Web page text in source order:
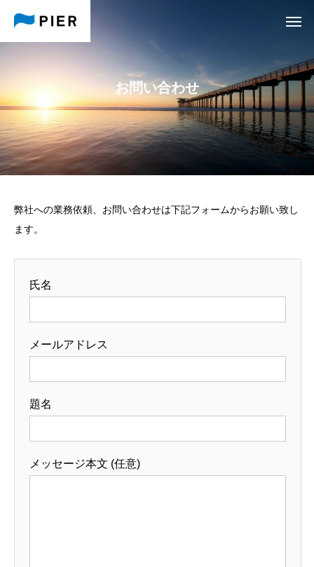
お問い合わせ
弊社への業務依頼、お問い合わせは下記フォームからお願い致し
ます。
氏名
メールアドレス
題名
メッセージ本文 (任意)